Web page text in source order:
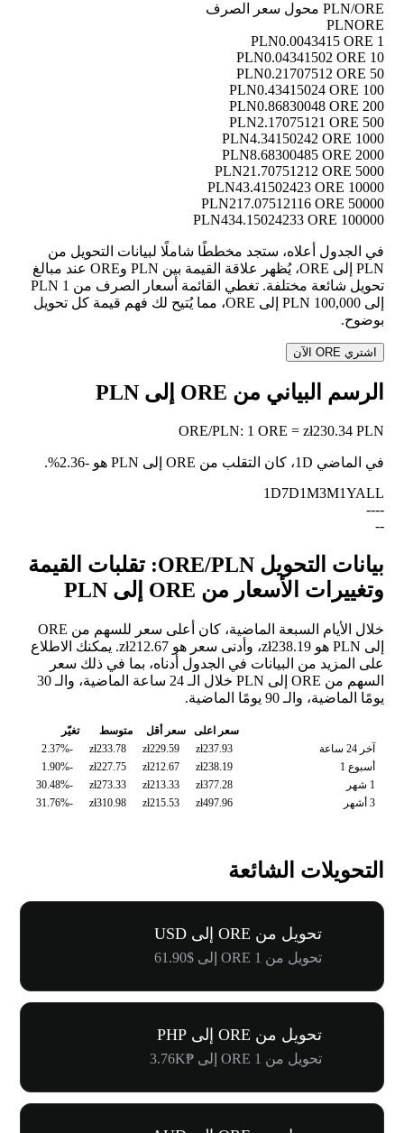
PLN/ORE محول سعر الصرف
PLNORE
1 PLN
0.0043415 ORE
10 PLN
0.04341502 ORE
50 PLN
0.21707512 ORE
100 PLN
0.43415024 ORE
200 PLN
0.86830048 ORE
500 PLN
2.17075121 ORE
1000 PLN
4.34150242 ORE
2000 PLN
8.68300485 ORE
5000 PLN
21.70751212 ORE
10000 PLN
43.41502423 ORE
50000 PLN
217.07512116 ORE
100000 PLN
434.15024233 ORE
في الجدول أعلاه، ستجد مخططًا شاملًا لبيانات التحويل من
PLN إلى ORE، يُظهر علاقة القيمة بين PLN وORE عند مبالغ
تحويل شائعة مختلفة. تغطي القائمة أسعار الصرف من 1 PLN
إلى 100,000 PLN إلى ORE، مما يُتيح لك فهم قيمة كل تحويل
بوضوح.
اشتري ORE الآن
الرسم البياني من ORE إلى PLN
ORE/PLN: 1 ORE = zł230.34 PLN
في الماضي 1D، كان التقلب من ORE إلى PLN هو -2.36%
.
1D7D1M3M1YALL
--
--
--
بيانات التحويل ORE/PLN: تقلبات القيمة
وتغييرات الأسعار من ORE إلى PLN
خلال الأيام السبعة الماضية، كان أعلى سعر للسهم من ORE
إلى PLN هو zł238.19، وأدنى سعر هو zł212.67. يمكنك الاطلاع
على المزيد من البيانات في الجدول أدناه، بما في ذلك سعر
السهم من ORE إلى PLN خلال الـ 24 ساعة الماضية، والـ 30
يومًا الماضية، والـ 90 يومًا الماضية.
سعر اعلى سعر أقل متوسط
تغيّر
آخر 24 ساعة
zł237.93
zł229.59
zł233.78
-2.37%
أسبوع 1
zł238.19
zł212.67
zł227.75
-1.90%
1 شهر
zł377.28
zł213.33
zł273.33
-30.48%
3 أشهر
zł497.96
zł215.53
zł310.98
-31.76%
التحويلات الشائعة
تحويل من ORE إلى USD
تحويل من 1 ORE إلى $61.90
تحويل من ORE إلى PHP
تحويل من 1 ORE إلى ₱3.76K